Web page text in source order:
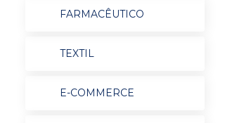
FARMACÊUTICO
TEXTIL
E-COMMERCE